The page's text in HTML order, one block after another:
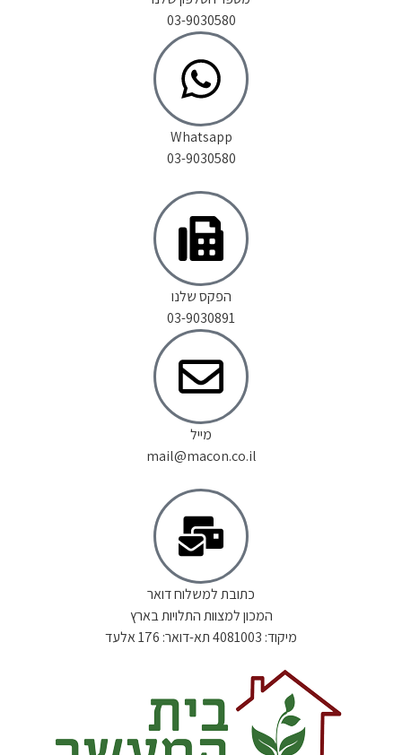
03-9030580
Whatsapp
03-9030580
הפקס שלנו
03-9030891
מייל
mail@macon.co.il
כתובת למשלוח דואר
המכון למצוות התלויות בארץ
מיקוד: 4081003 תא-דואר: 176 אלעד